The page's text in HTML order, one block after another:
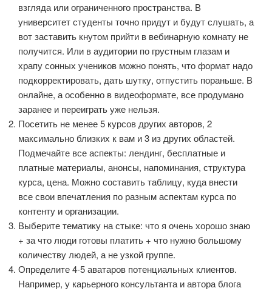
взгляда или ограниченного пространства. В
университет студенты точно придут и будут слушать, а
вот заставить кнутом прийти в вебинарную комнату не
получится. Или в аудитории по грустным глазам и
храпу сонных учеников можно понять, что формат надо
подкорректировать, дать шутку, отпустить пораньше. В
онлайне, а особенно в видеоформате, все продумано
заранее и переиграть уже нельзя.
Посетить не менее 5 курсов других авторов, 2
максимально близких к вам и 3 из других областей.
Подмечайте все аспекты: лендинг, бесплатные и
платные материалы, анонсы, напоминания, структура
курса, цена. Можно составить таблицу, куда внести
все свои впечатления по разным аспектам курса по
контенту и организации.
Выберите тематику на стыке: что я очень хорошо знаю
+ за что люди готовы платить + что нужно большому
количеству людей, а не узкой группе.
Определите 4-5 аватаров потенциальных клиентов.
Например, у карьерного консультанта и автора блога